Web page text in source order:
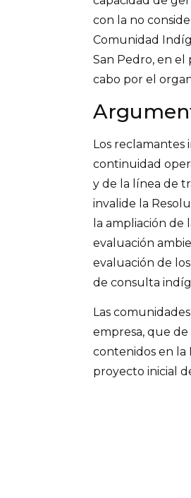
con la no
Comunidad
San Pedro, en el
cabo por el
Los
continuidad
y de la línea de
invalide la
la ampliación de
evaluación
evaluación de
de consulta
Las
empresa, que
contenidos en la
proyecto inicial